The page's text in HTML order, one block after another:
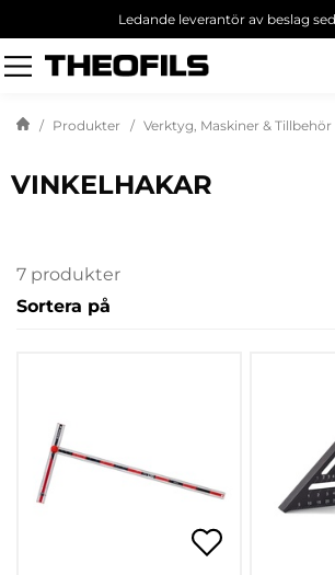
Ledande leverantör av beslag
Sök
produkt
Produkter Verktyg, Maskiner & Tillbehör
VINKELHAKAR
7 produkter
Sortera på